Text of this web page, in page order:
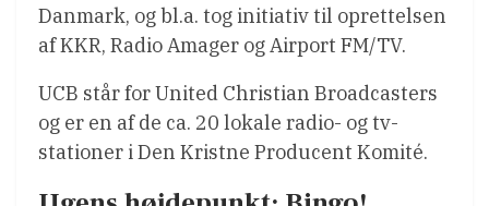
Danmark, og bl.a. tog initiativ til oprettelsen
af KKR, Radio Amager og Airport FM/TV.
UCB står for United Christian Broadcasters
og er en af de ca. 20 lokale radio- og tv-
stationer i Den Kristne Producent Komité.